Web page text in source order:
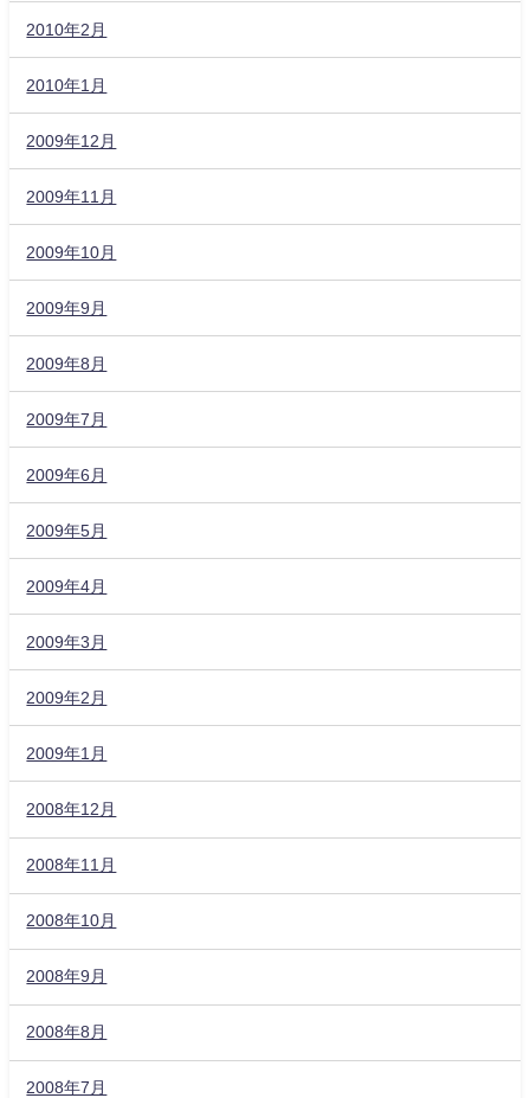
2010年2月
2010年1月
2009年12月
2009年11月
2009年10月
2009年9月
2009年8月
2009年7月
2009年6月
2009年5月
2009年4月
2009年3月
2009年2月
2009年1月
2008年12月
2008年11月
2008年10月
2008年9月
2008年8月
2008年7月